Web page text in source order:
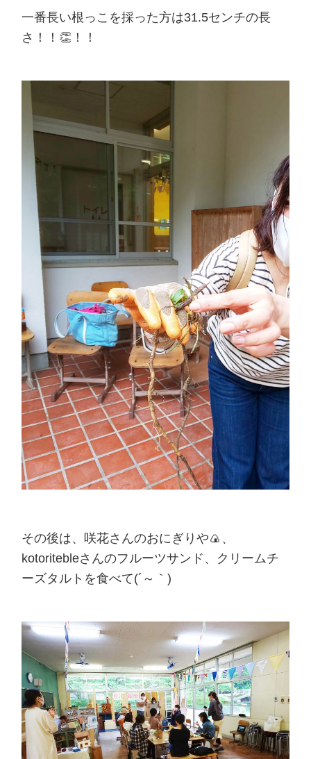
一番長い根っこを採った方は31.5センチの長
さ！！👏！！
その後は、咲花さんのおにぎりや🍙、
kotoritebleさんのフルーツサンド、クリームチ
ーズタルトを食べて(´～｀)